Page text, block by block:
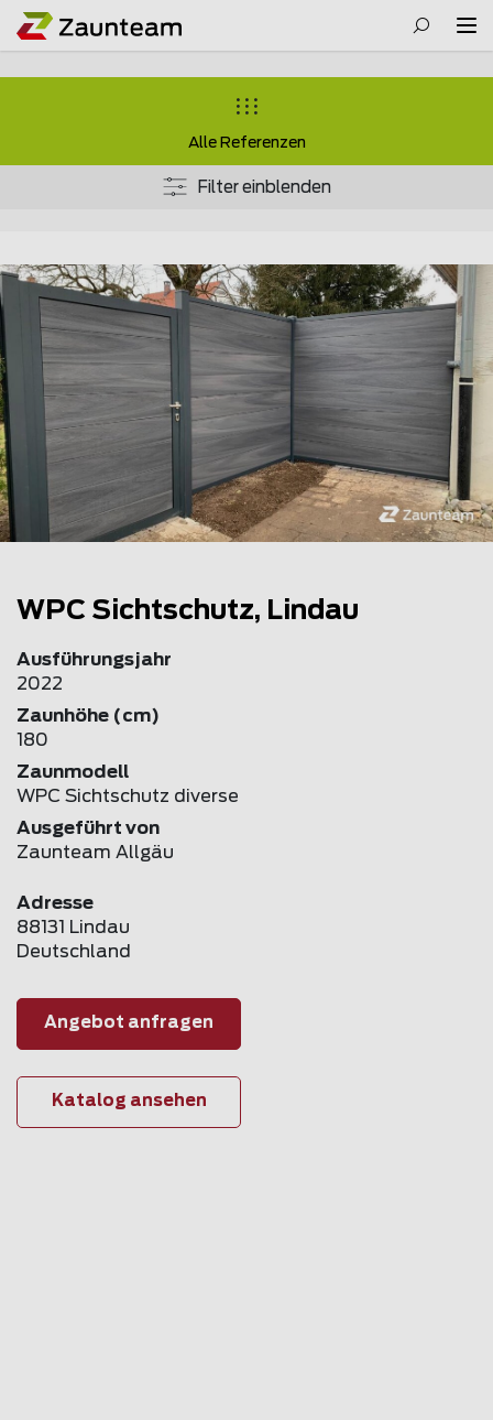
Alle Referenzen
Filter einblenden
WPC Sichtschutz, Lindau
Ausführungsjahr
2022
Zaunhöhe (cm)
180
Zaunmodell
WPC Sichtschutz diverse
Ausgeführt von
Zaunteam Allgäu
Adresse
88131 Lindau
Deutschland
Angebot anfragen
Katalog ansehen